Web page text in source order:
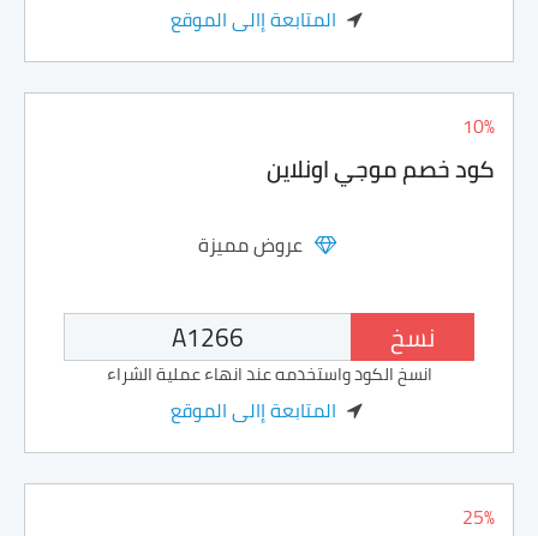
المتابعة إالى الموقع
10%
كود خصم موجي اونلاين
عروض مميزة
نسخ
انسخ الكود واستخدمه عند انهاء عملية الشراء
المتابعة إالى الموقع
25%